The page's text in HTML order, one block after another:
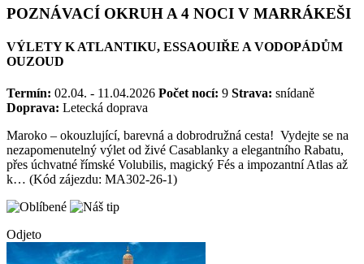
POZNÁVACÍ OKRUH A 4 NOCI V MARRÁKEŠI
VÝLETY K ATLANTIKU, ESSAOUIŘE A VODOPÁDŮM
OUZOUD
Termín: 02.04. - 11.04.2026 Počet nocí: 9 Strava: snídaně
Doprava: Letecká doprava
Maroko – okouzlující, barevná a dobrodružná cesta! Vydejte se na
nezapomenutelný výlet od živé Casablanky a elegantního Rabatu,
přes úchvatné římské Volubilis, magický Fés a impozantní Atlas až
k… (Kód zájezdu: MA302-26-1)
Odjeto